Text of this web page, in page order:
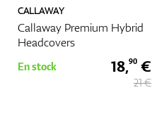
CALLAWAY
Callaway Premium Hybrid
Headcovers
En stock 18,90 €
21 €